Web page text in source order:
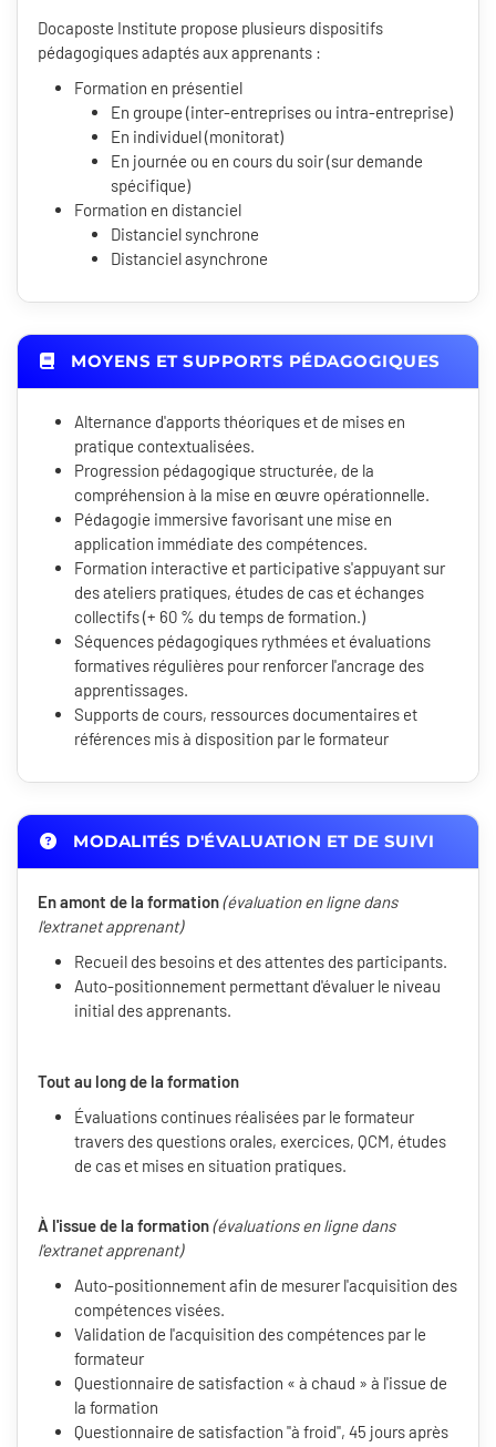
Docaposte Institute propose plusieurs dispositifs
pédagogiques adaptés aux apprenants :
Formation en présentiel
En groupe (inter-entreprises ou intra-entreprise)
En individuel (monitorat)
En journée ou en cours du soir (sur demande
spécifique)
Formation en distanciel
Distanciel synchrone
Distanciel asynchrone
MOYENS ET SUPPORTS PÉDAGOGIQUES
Alternance d'apports théoriques et de mises en
pratique contextualisées.
Progression pédagogique structurée, de la
compréhension à la mise en œuvre opérationnelle.
Pédagogie immersive favorisant une mise en
application immédiate des compétences.
Formation interactive et participative s'appuyant sur
des ateliers pratiques, études de cas et échanges
collectifs (+ 60 % du temps de formation.)
Séquences pédagogiques rythmées et évaluations
formatives régulières pour renforcer l'ancrage des
apprentissages.
Supports de cours, ressources documentaires et
références mis à disposition par le formateur
MODALITÉS D'ÉVALUATION ET DE SUIVI
En amont de la formation(évaluation en ligne dans
l'extranet apprenant)
Recueil des besoins et des attentes des participants.
Auto-positionnement permettant d'évaluer le niveau
initial des apprenants.
Tout au long de la formation
Évaluations continues réalisées par le formateur
travers des questions orales, exercices, QCM, études
de cas et mises en situation pratiques.
À l'issue de la formation(évaluations en ligne dans
l'extranet apprenant)
Auto-positionnement afin de mesurer l'acquisition des
compétences visées.
Validation de l'acquisition des compétences par le
formateur
Questionnaire de satisfaction « à chaud » à l'issue de
la formation
Questionnaire de satisfaction "à froid", 45 jours après